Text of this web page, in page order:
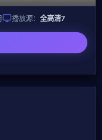
播放源： 全高清7